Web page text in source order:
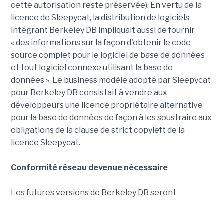
cette autorisation reste préservée). En vertu de la
licence de Sleepycat, la distribution de logiciels
intégrant Berkeley DB impliquait aussi de fournir
« des informations sur la façon d'obtenir le code
source complet pour le logiciel de base de données
et tout logiciel connexe utilisant la base de
données ». Le business modèle adopté par Sleepycat
pour Berkeley DB consistait à vendre aux
développeurs une licence propriétaire alternative
pour la base de données de façon à les soustraire aux
obligations de la clause de strict copyleft de la
licence Sleepycat.
Conformité réseau devenue nécessaire
Les futures versions de Berkeley DB seront